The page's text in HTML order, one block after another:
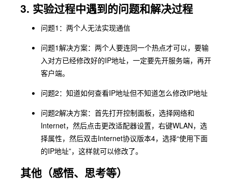
3. 实验过程中遇到的问题和解决过程
问题1：两个人无法实现通信
问题1解决方案：两个人要连同一个热点才可以，要输
入对方已经修改好的IP地址，一定要先开服务端，再开
客户端。
问题2：知道如何查看IP地址但不知道怎么修改IP地址
问题2解决方案：首先打开控制面板，选择网络和
Internet，然后点击更改适配器设置，右键WLAN，选
择属性，然后双击Internet协议版本4，选择“使用下面
的IP地址”，这样就可以修改了。
其他（感悟、思考等）